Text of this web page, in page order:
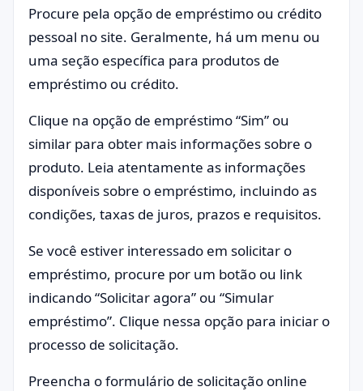
Procure pela opção de empréstimo ou crédito
pessoal no site. Geralmente, há um menu ou
uma seção específica para produtos de
empréstimo ou crédito.
Clique na opção de empréstimo “Sim” ou
similar para obter mais informações sobre o
produto. Leia atentamente as informações
disponíveis sobre o empréstimo, incluindo as
condições, taxas de juros, prazos e requisitos.
Se você estiver interessado em solicitar o
empréstimo, procure por um botão ou link
indicando “Solicitar agora” ou “Simular
empréstimo”. Clique nessa opção para iniciar o
processo de solicitação.
Preencha o formulário de solicitação online